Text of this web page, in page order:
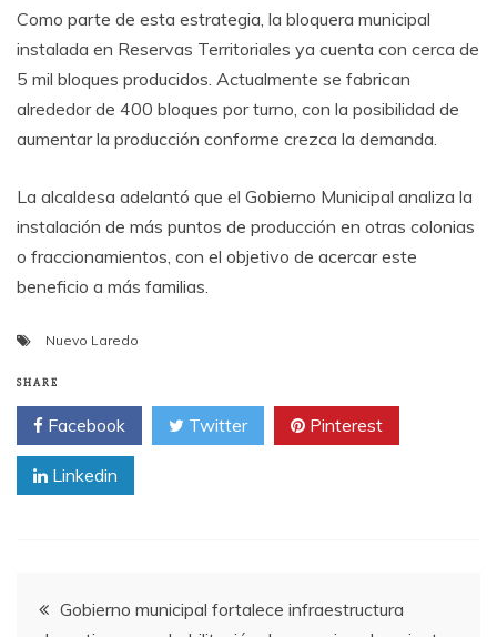
Como parte de esta estrategia, la bloquera municipal
instalada en Reservas Territoriales ya cuenta con cerca de
5 mil bloques producidos. Actualmente se fabrican
alrededor de 400 bloques por turno, con la posibilidad de
aumentar la producción conforme crezca la demanda.
La alcaldesa adelantó que el Gobierno Municipal analiza la
instalación de más puntos de producción en otras colonias
o fraccionamientos, con el objetivo de acercar este
beneficio a más familias.
Nuevo Laredo
SHARE
Facebook Twitter Pinterest
Linkedin
PostGobierno municipal fortalece infraestructura